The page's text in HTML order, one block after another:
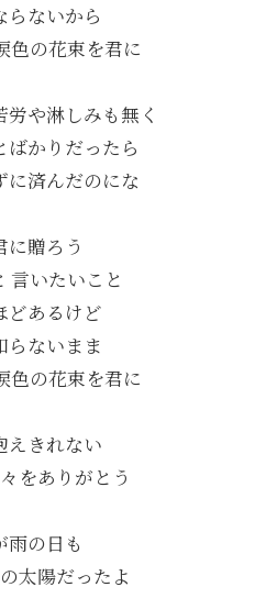
らないから
色の花束を君に
や淋しみも無く
ばかりだったら
に済んだのにな
に贈ろう
言いたいこと
どあるけど
らないまま
色の花束を君に
えきれない
をありがとう
雨の日も
太陽だったよ